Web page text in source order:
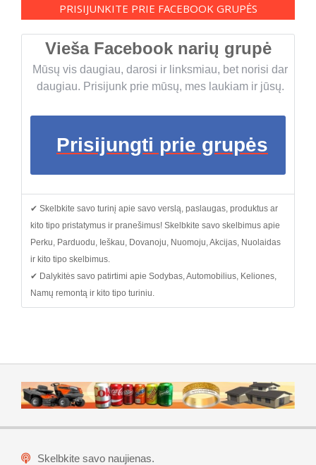
PRISIJUNKITE PRIE FACEBOOK GRUPĖS
Vieša Facebook narių grupė
Mūsų vis daugiau, darosi ir linksmiau, bet norisi dar
daugiau. Prisijunk prie mūsų, mes laukiam ir jūsų.
Prisijungti prie grupės
✔ Skelbkite savo turinį apie savo verslą, paslaugas, produktus ar
kito tipo pristatymus ir pranešimus! Skelbkite savo skelbimus apie
Perku, Parduodu, Ieškau, Dovanoju, Nuomoju, Akcijas, Nuolaidas
ir kito tipo skelbimus.
✔ Dalykitės savo patirtimi apie Sodybas, Automobilius, Keliones,
Namų remontą ir kito tipo turiniu.
Skelbkite savo naujienas.